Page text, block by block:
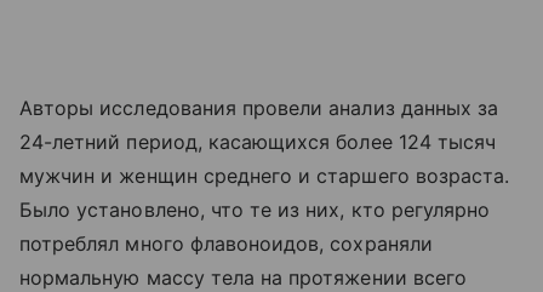
Авторы исследования провели анализ данных за
24-летний период, касающихся более 124 тысяч
мужчин и женщин среднего и старшего возраста.
Было установлено, что те из них, кто регулярно
потреблял много флавоноидов, сохраняли
нормальную массу тела на протяжении всего